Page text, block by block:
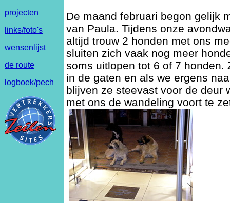
projecten
links/foto's
wensenlijst
de route
logboek/pech
De maand februari begon gelijk
van Paula. Tijdens onze
altijd trouw 2 honden met ons
sluiten zich vaak nog meer
soms uitlopen tot 6 of 7 honden.
in de gaten en als we ergens
blijven ze steevast voor de deur
met ons de wandeling voort te